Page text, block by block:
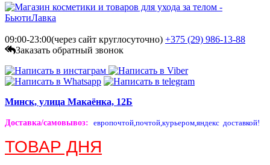
09:00-23:00(через сайт круглосуточно) +375 (29) 986-13-88
Заказать обратный звонок
Минск, улица Макаёнка, 12Б
Доставка/самовывоз: европочтой,почтой,курьером,яндекс доставкой!
ТОВАР ДНЯ